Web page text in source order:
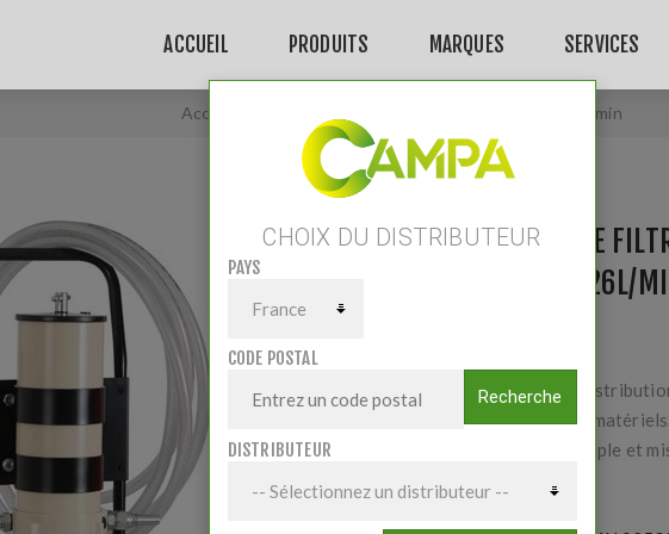
ACCUEIL PRODUITS MARQUES SERVICES
Accueil Groupe de filtration carburant (gasoil) 26L/min
GROUPE DE
(GASOIL) 26L/
Sécurisez la
protégez vos matériels.
Utilisation simple et
CHOIX DU DISTRIBUTEUR
PAYS
CODE POSTAL
Recherche
DISTRIBUTEUR